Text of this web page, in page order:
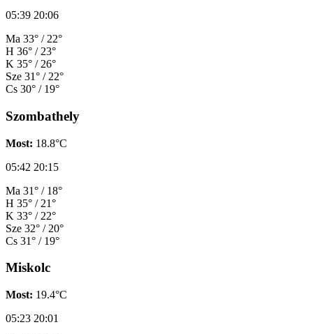
05:39 20:06
Ma 33° / 22°
H 36° / 23°
K 35° / 26°
Sze 31° / 22°
Cs 30° / 19°
Szombathely
Most: 18.8°C
05:42 20:15
Ma 31° / 18°
H 35° / 21°
K 33° / 22°
Sze 32° / 20°
Cs 31° / 19°
Miskolc
Most: 19.4°C
05:23 20:01